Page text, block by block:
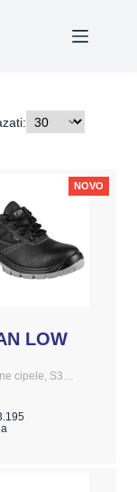
NOVO
LOW
cipele, S3…